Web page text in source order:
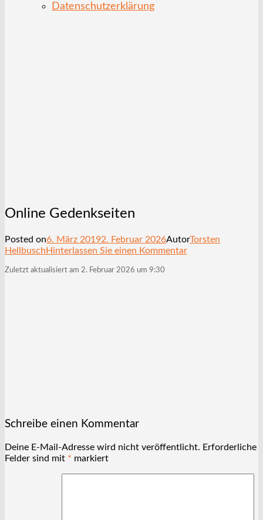
Datenschutzerklärung
Online Gedenkseiten
Posted on6. März 20192. Februar 2026AutorTorsten
Hellbusch Hinterlassen Sie einen Kommentar
Zuletzt aktualisiert am 2. Februar 2026 um 9:30
Schreibe einen Kommentar
Deine E-Mail-Adresse wird nicht veröffentlicht. Erforderliche
Felder sind mit * markiert